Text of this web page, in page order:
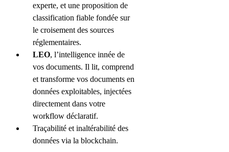
experte, et une proposition de
classification fiable fondée sur
le croisement des sources
réglementaires.
LEO, l’intelligence innée de
vos documents. Il lit, comprend
et transforme vos documents en
données exploitables, injectées
directement dans votre
workflow déclaratif.
Traçabilité et inaltérabilité des
données via la blockchain.